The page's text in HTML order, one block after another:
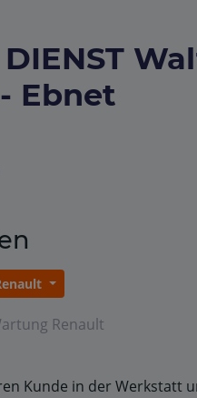
DIENST
Ebnet
Renault
Kunde in der Werkstatt